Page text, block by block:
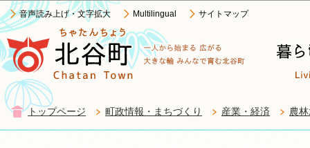
音声読み上げ・文字拡大 Multilingual サイトマップ
トップページ 町政情報・まちづくり 産業・経済 農